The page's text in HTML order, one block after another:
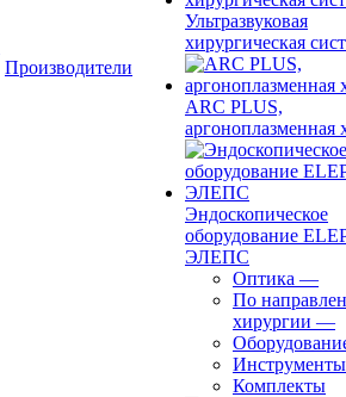
Производители
Ультразвуковая
хирургическая
ARC PLUS,
аргоноплазменная
Эндоскопическое
оборудование
ЭЛЕПС
Оптика —
По
хирургии —
Инструменты
Комплекты